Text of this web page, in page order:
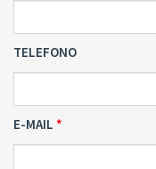
TELEFONO
E-MAIL